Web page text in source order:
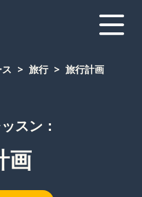
旅行 旅行計画
スン：
画